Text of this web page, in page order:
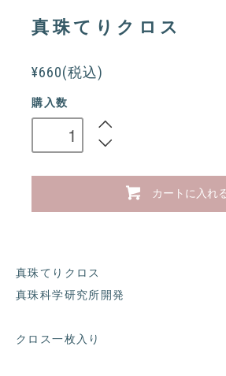
真珠てりクロス
¥660(税込)
購入数
カートに入れ
真珠てりクロス
真珠科学研究所開発
クロス一枚入り